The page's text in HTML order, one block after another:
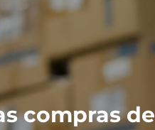
compras de